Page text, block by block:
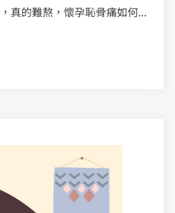
真的難熬，懷孕恥骨痛如何...